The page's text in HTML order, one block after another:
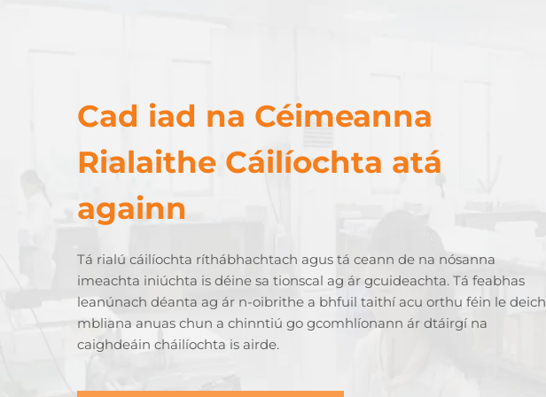
Cad iad na Céimeanna
Rialaithe Cáilíochta atá
againn
Tá rialú cáilíochta ríthábhachtach agus tá ceann de na nósanna
imeachta iniúchta is déine sa tionscal ag ár gcuideachta. Tá feabhas
leanúnach déanta ag ár n-oibrithe a bhfuil taithí acu orthu féin le deich
mbliana anuas chun a chinntiú go gcomhlíonann ár dtáirgí na
caighdeáin cháilíochta is airde.